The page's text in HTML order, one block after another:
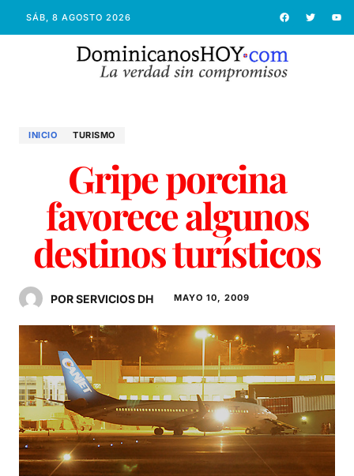
SÁB, 8 AGOSTO 2026
INICIO TURISMO
Gripe porcina
favorece algunos
destinos turísticos
POR SERVICIOS DH MAYO 10, 2009